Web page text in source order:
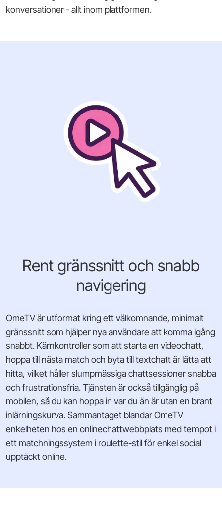
konversationer - allt inom plattformen.
Rent gränssnitt och snabb
navigering
OmeTV är utformat kring ett välkomnande, minimalt
gränssnitt som hjälper nya användare att komma igång
snabbt. Kärnkontroller som att starta en videochatt,
hoppa till nästa match och byta till textchatt är lätta att
hitta, vilket håller slumpmässiga chattsessioner snabba
och frustrationsfria. Tjänsten är också tillgänglig på
mobilen, så du kan hoppa in var du än är utan en brant
inlärningskurva. Sammantaget blandar OmeTV
enkelheten hos en onlinechattwebbplats med tempot i
ett matchningssystem i roulette-stil för enkel social
upptäckt online.